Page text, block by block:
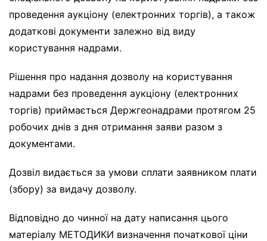
проведення аукціону (електронних торгів), а також
додаткові документи залежно від виду
користування надрами.
Рішення про надання дозволу на користування
надрами без проведення аукціону (електронних
торгів) приймається Держгеонадрами протягом 25
робочих днів з дня отримання заяви разом з
документами.
Дозвіл видається за умови сплати заявником плати
(збору) за видачу дозволу.
Відповідно до чинної на дату написання цього
матеріалу МЕТОДИКИ визначення початкової ціни